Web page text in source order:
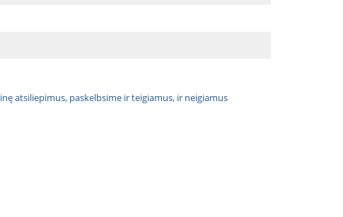
atsiliepimus, paskelbsime ir teigiamus, ir neigiamus